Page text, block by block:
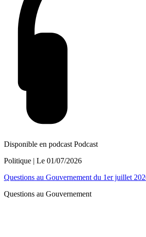
Disponible en podcast Podcast
Politique | Le 01/07/2026
Questions au Gouvernement du 1er juillet
Questions au Gouvernement